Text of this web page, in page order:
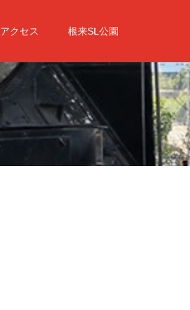
アクセス 根来SL公園